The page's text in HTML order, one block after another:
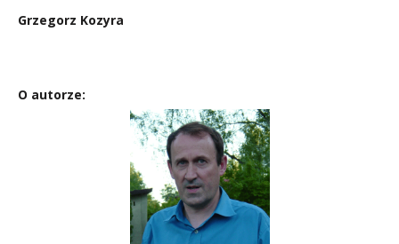
Grzegorz Kozyra
O autorze: